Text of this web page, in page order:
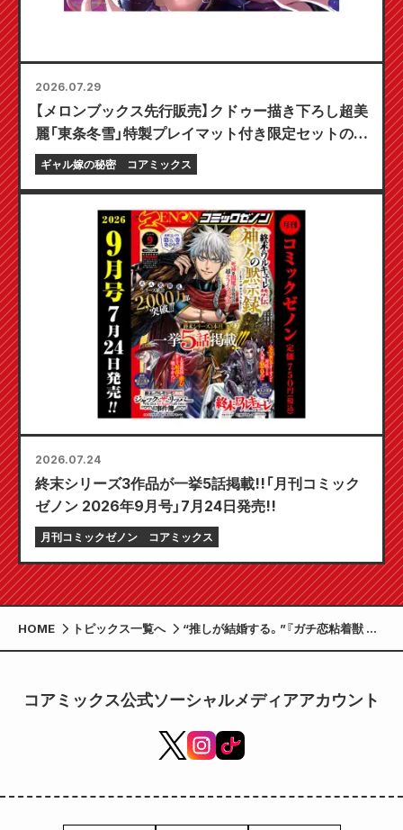
2026.07.29
【メロンブックス先行販売】クドゥー描き下ろし超美
麗「東条冬雪」特製プレイマット付き限定セットの予
約受付開始！『ギャル嫁の秘密』最新第6巻が10月20
日発売予定！
ギャル嫁の秘密 コアミックス
2026.07.24
終末シリーズ3作品が一挙5話掲載!!「月刊コミック
ゼノン 2026年9月号」7月24日発売!!
月刊コミックゼノン コアミックス
HOME トピックス一覧へ
“推しが結婚する。”『ガチ恋粘着獣 〜
ネット配信者の彼女になりたくて〜』
コアミックス公式ソーシャルメディアアカウント